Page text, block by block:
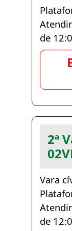
de
2ª
Vara
de